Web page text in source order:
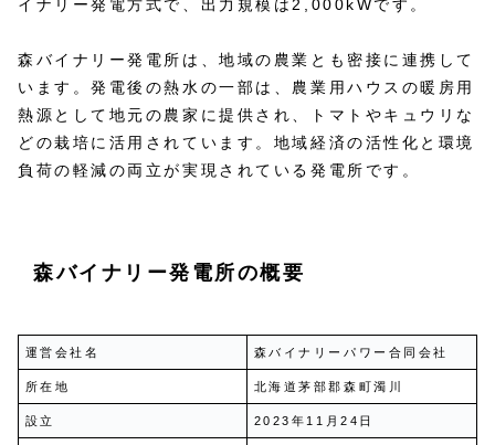
イナリー発電方式で、出力規模は2,000kWです。
森バイナリー発電所は、地域の農業とも密接に連携して
います。発電後の熱水の一部は、農業用ハウスの暖房用
熱源として地元の農家に提供され、トマトやキュウリな
どの栽培に活用されています。地域経済の活性化と環境
負荷の軽減の両立が実現されている発電所です。
森バイナリー発電所の概要
運営会社名 森バイナリーパワー合同会社
所在地 北海道茅部郡森町濁川
設立 2023年11月24日